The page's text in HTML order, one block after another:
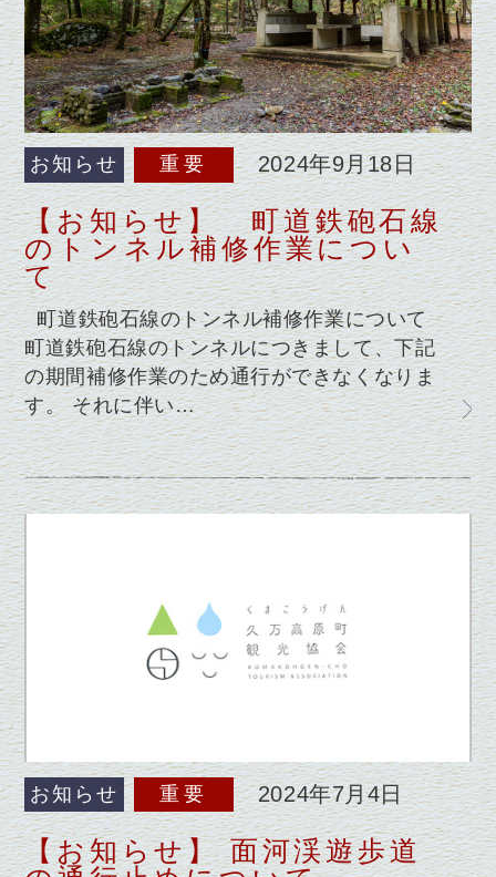
お知らせ 重要 2024年9月18日
【お知らせ】 町道鉄砲石線
のトンネル補修作業につい
て
町道鉄砲石線のトンネル補修作業について
町道鉄砲石線のトンネルにつきまして、下記
の期間補修作業のため通行ができなくなりま
す。 それに伴い…
お知らせ 重要 2024年7月4日
【お知らせ】 面河渓遊歩道